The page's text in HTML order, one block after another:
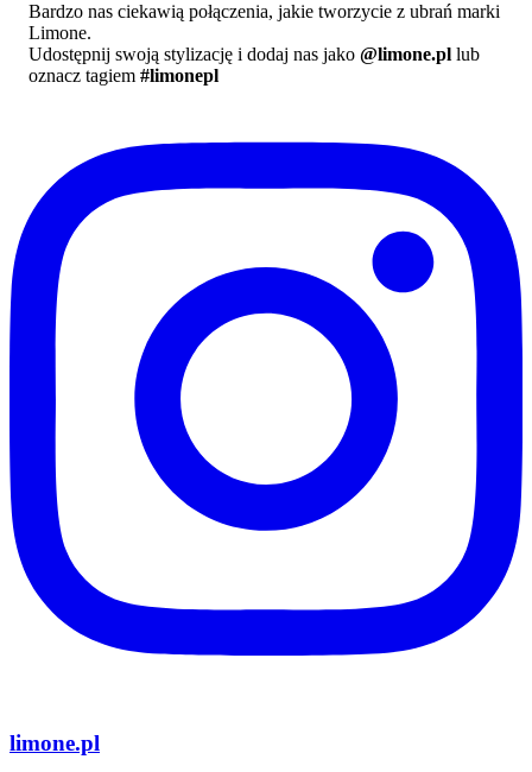
Bardzo nas ciekawią połączenia, jakie tworzycie z ubrań marki
Limone.
Udostępnij swoją stylizację i dodaj nas jako @limone.pl lub
oznacz tagiem #limonepl
limone.pl